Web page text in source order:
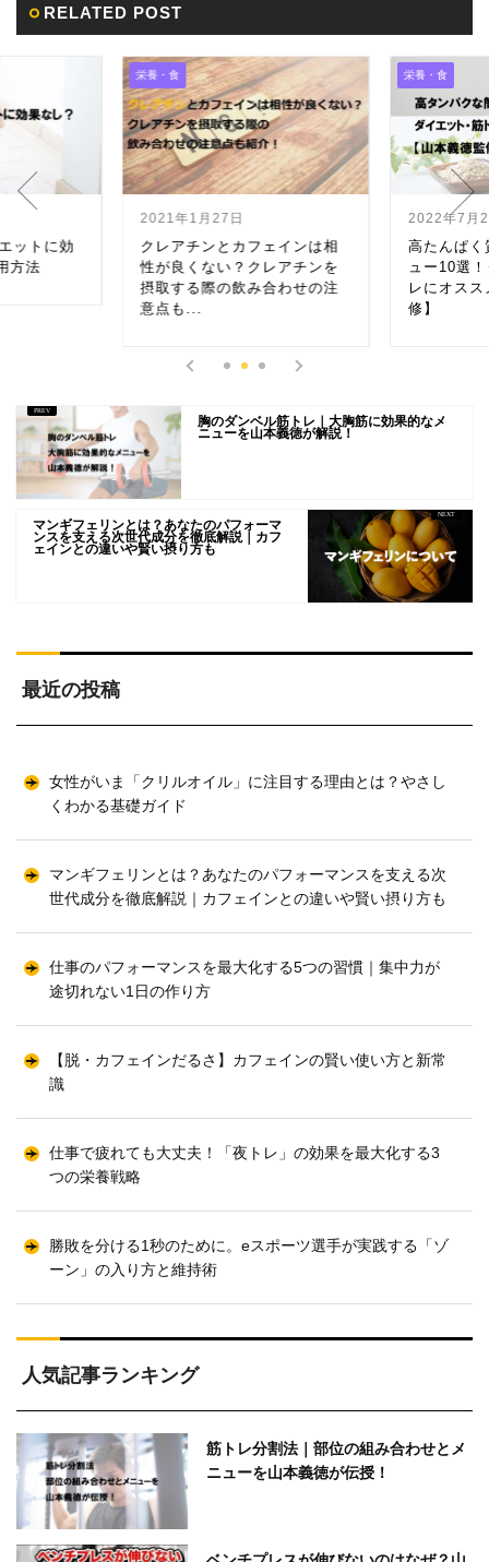
RELATED POST
インは相
アチンを
栄養・食
2022年7月25日
高たんぱく質な簡単朝食メニ
ュー10選！ダイエット・筋ト
レにオススメ【山本義徳監
修】
栄養・食
2022年4月
MCTオイ
果なし？正
胸のダンベル筋トレ｜大胸筋に効果的なメ
ニューを山本義徳が解説！
マンギフェリンとは？あなたのパフォーマ
ンスを支える次世代成分を徹底解説｜カフ
ェインとの違いや賢い摂り方も
最近の投稿
女性がいま「クリルオイル」に注目する理由とは？やさし
くわかる基礎ガイド
マンギフェリンとは？あなたのパフォーマンスを支える次
世代成分を徹底解説｜カフェインとの違いや賢い摂り方も
仕事のパフォーマンスを最大化する5つの習慣｜集中力が
途切れない1日の作り方
【脱・カフェインだるさ】カフェインの賢い使い方と新常
識
仕事で疲れても大丈夫！「夜トレ」の効果を最大化する3
つの栄養戦略
勝敗を分ける1秒のために。eスポーツ選手が実践する「ゾ
ーン」の入り方と維持術
人気記事ランキング
筋トレ分割法｜部位の組み合わせとメ
ニューを山本義徳が伝授！